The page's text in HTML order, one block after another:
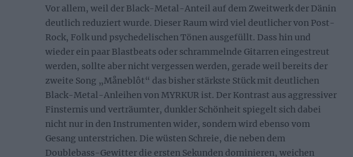
Vor allem, weil der Black-Metal-Anteil auf dem Zweitwerk der Dänin
deutlich reduziert wurde. Dieser Raum wird viel deutlicher von Post-
Rock, Folk und psychedelischen Tönen ausgefüllt. Dass hin und
wieder ein paar Blastbeats oder schrammelnde Gitarren eingestreut
werden, sollte aber nicht vergessen werden, gerade weil bereits der
zweite Song „Måneblôt“ das bisher stärkste Stück mit deutlichen
Black-Metal-Anleihen von MYRKUR ist. Der Kontrast aus aggressiver
Finsternis und verträumter, dunkler Schönheit spiegelt sich dabei
nicht nur in den Instrumenten wider, sondern wird ebenso vom
Gesang unterstrichen. Die wüsten Schreie, die neben dem
Doublebass-Gewitter die ersten Sekunden dominieren, weichen